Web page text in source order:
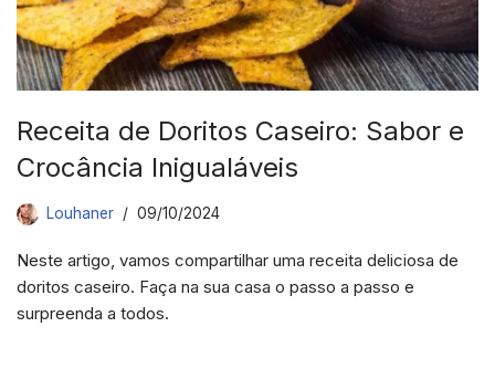
Receita de Doritos Caseiro: Sabor e
Crocância Inigualáveis
Louhaner 09/10/2024
Neste artigo, vamos compartilhar uma receita deliciosa de
doritos caseiro. Faça na sua casa o passo a passo e
surpreenda a todos.